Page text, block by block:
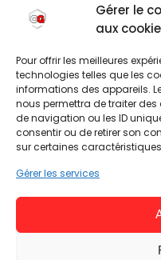
Gérer le
aux
Pour offrir les meilleures
technologies telles que les
informations des appareils.
nous permettra de traiter
de navigation ou les ID
consentir ou de retirer son
sur certaines
Gérer les services
Les Fonctionnalités
c’est vraiment un